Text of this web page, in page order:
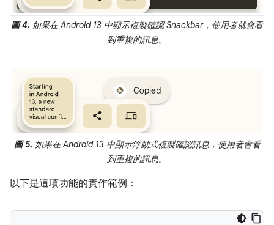
圖 4. 如果在 Android 13 中顯示複製確認 Snackbar，使用者就會看
到重複的訊息。
圖 5. 如果在 Android 13 中顯示浮動式複製確認訊息，使用者會看
到重複的訊息。
以下是這項功能的實作範例：